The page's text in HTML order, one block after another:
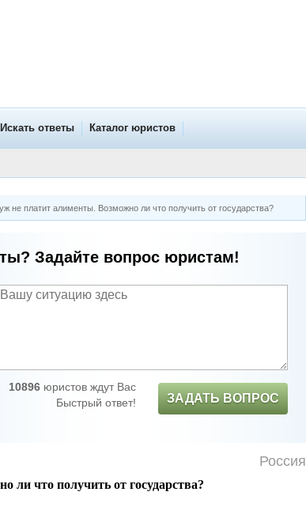
Искать ответы Каталог юристов
не платит алименты. Возможно ли что получить от государства?
Задайте вопрос юристам!
10896юристов ждут Вас
Быстрый ответ!
ЗАДАТЬ ВОПРОС
Россия
что получить от государства?